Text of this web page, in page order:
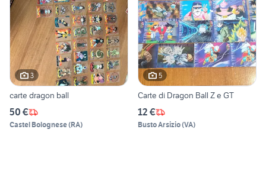
3
carte dragon ball
50 €
Castel Bolognese(RA)
5
Carte di Dragon Ball Z e GT
12 €
Busto Arsizio(VA)